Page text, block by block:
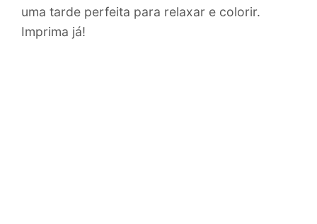
uma tarde perfeita para relaxar e colorir.
Imprima já!